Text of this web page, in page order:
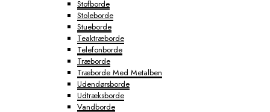
Stofborde
Stoleborde
Stueborde
Teaktræborde
Telefonborde
Træborde
Træborde Med Metalben
Udendørsborde
Udtræksborde
Vandborde